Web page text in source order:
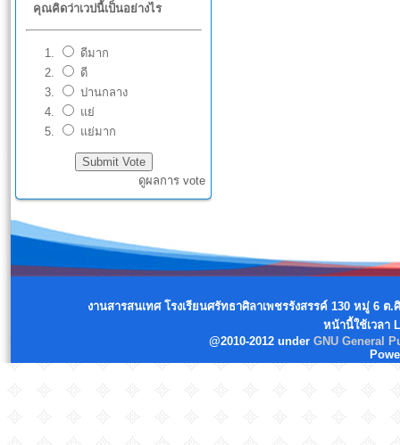
คุณคิดว่าเวปนี้เป็นอย่างไร
ดีมาก
ดี
ปานกลาง
แย่
แย่มาก
ดูผลการ vote
งานสารสนเทศ โรงเรียนศรัทธาศิลาเพชรรังสรรค์ 130 หมู่ 6
หน้านี้ใช้เวลา
@2010-2012 under GNU General